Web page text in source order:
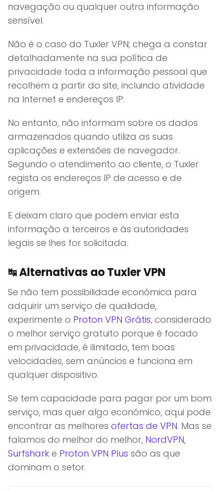
navegação ou qualquer outra informação
sensível.
Não é o caso do Tuxler VPN; chega a constar
detalhadamente na sua política de
privacidade toda a informação pessoal que
recolhem a partir do site, incluindo atividade
na Internet e endereços IP.
No entanto, não informam sobre os dados
armazenados quando utiliza as suas
aplicações e extensões de navegador.
Segundo o atendimento ao cliente, o Tuxler
regista os endereços IP de acesso e de
origem.
E deixam claro que podem enviar esta
informação a terceiros e às autoridades
legais se lhes for solicitada.
↹Alternativas ao Tuxler VPN
Se não tem possibilidade económica para
adquirir um serviço de qualidade,
experimente o Proton VPN Grátis, considerado
o melhor serviço gratuito porque é focado
em privacidade, é ilimitado, tem boas
velocidades, sem anúncios e funciona em
qualquer dispositivo.
Se tem capacidade para pagar por um bom
serviço, mas quer algo económico, aqui pode
encontrar as melhores ofertas de VPN. Mas se
falamos do melhor do melhor, NordVPN,
Surfshark e Proton VPN Plus são as que
dominam o setor.